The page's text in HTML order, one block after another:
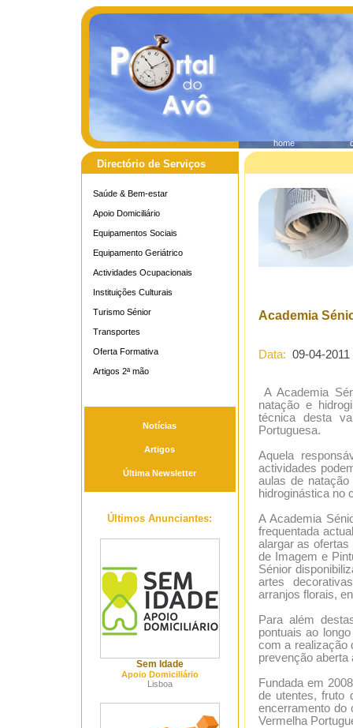
home
Directório de Serviços
Saúde & Bem-estar
Apoio Domiciliário
Equipamentos Sociais
Equipamento Geriátrico
Actividades Ocupacionais
Instituições Culturais
Turismo Sénior
Transportes
Oferta Formativa
Artigos 2ª mão
Notícias
Artigos
Última Newsletter
Últimos Anunciantes:
Sem Idade
Apoio Domiciliário
Lisboa
Academia
Data: 09-04-2011
A Academia
natação e
técnica desta
Portuguesa.
Aquela
actividades
aulas de
hidroginástica no
A Academia
frequentada
alargar as
de Imagem e
Sénior
artes
arranjos florais,
Para além
pontuais ao
com a realização
prevenção aberta
Fundada em
de utentes, fruto
encerramento do
Vermelha